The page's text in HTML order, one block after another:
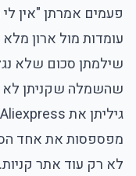
פעמים אמרתן "אין
עומדות מול ארון
שילמתן סכום שלא
שהשמלה שקניתן לא
מפספסות את אחד
לא רק עוד אתר